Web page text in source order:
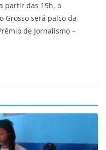
partir das 19h, a
Grosso será palco da
de Jornalismo –